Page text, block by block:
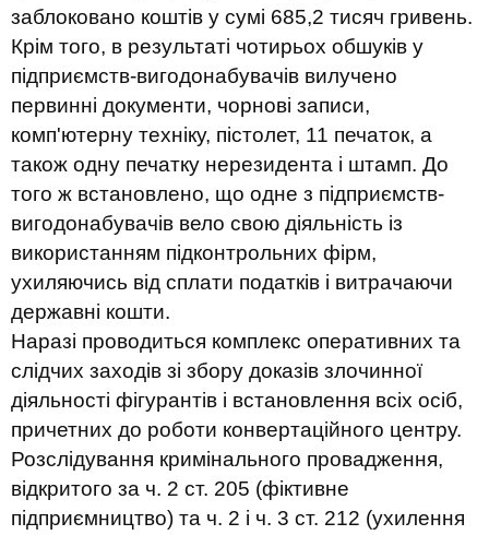
заблоковано коштів у сумі 685,2 тисяч гривень.
Крім того, в результаті чотирьох обшуків у
підприємств-вигодонабувачів вилучено
первинні документи, чорнові записи,
комп'ютерну техніку, пістолет, 11 печаток, а
також одну печатку нерезидента і штамп. До
того ж встановлено, що одне з підприємств-
вигодонабувачів вело свою діяльність із
використанням підконтрольних фірм,
ухиляючись від сплати податків і витрачаючи
державні кошти.
Наразі проводиться комплекс оперативних та
слідчих заходів зі збору доказів злочинної
діяльності фігурантів і встановлення всіх осіб,
причетних до роботи конвертаційного центру.
Розслідування кримінального провадження,
відкритого за ч. 2 ст. 205 (фіктивне
підприємництво) та ч. 2 і ч. 3 ст. 212 (ухилення